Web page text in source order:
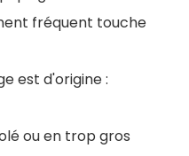
fréquent touche
est d'origine :
ou en trop gros